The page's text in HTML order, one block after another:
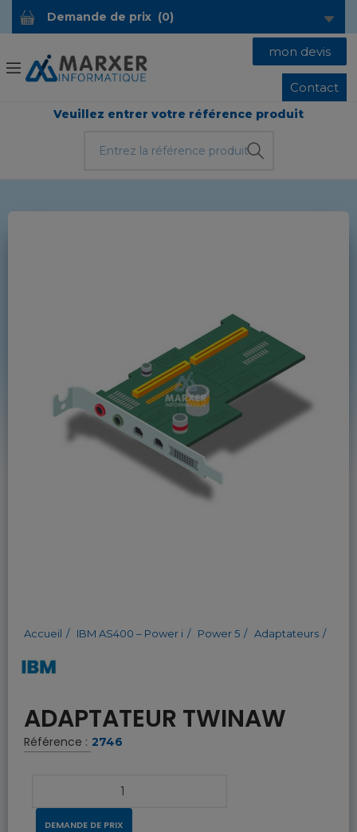
Demande de prix (0)
mon devis
Contact
Veuillez entrer votre référence produit
Accueil IBM AS400 – Power i Power 5 Adaptateurs
ADAPTATEUR TWINAW
Référence : 2746
DEMANDE DE PRIX